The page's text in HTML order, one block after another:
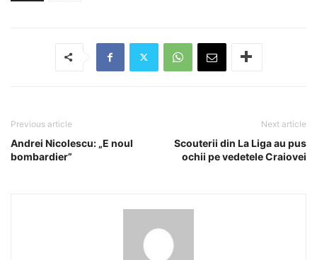
Previous article
Andrei Nicolescu: „E noul
bombardier”
Next article
Scouterii din La Liga au pus
ochii pe vedetele Craiovei